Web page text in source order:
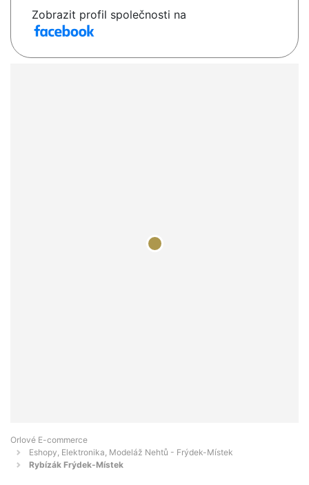
Zobrazit profil společnosti na
Orlové E-commerce
Eshopy, Elektronika, Modeláž Nehtů - Frýdek-Místek
Rybízák Frýdek-Místek